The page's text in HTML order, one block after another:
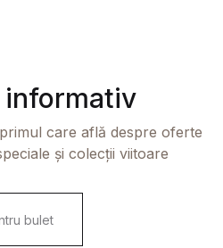
informativ
care află despre oferte
și colecții viitoare